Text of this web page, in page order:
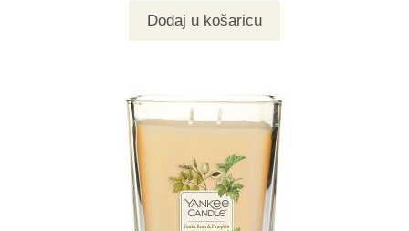
Dodaj u košaricu